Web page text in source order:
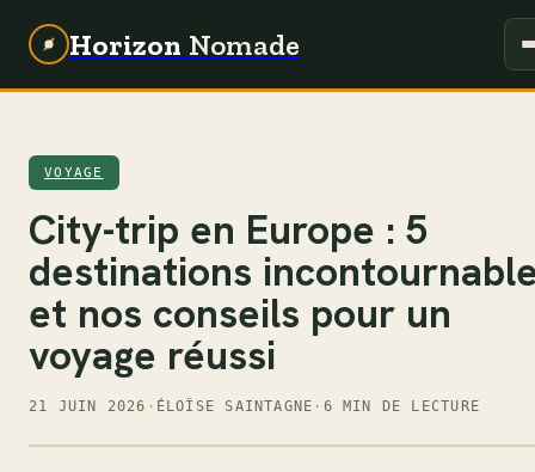
Horizon Nomade
VOYAGE
City-trip en Europe : 5
destinations
et nos conseils pour un
voyage réussi
21 JUIN 2026 · ÉLOÏSE SAINTAGNE · 6 MIN DE LECTURE